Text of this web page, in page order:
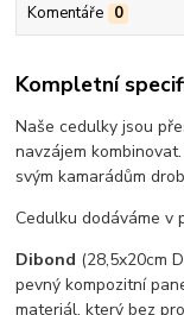
Komentáře 0
Kompletní
Naše cedulky jsou
navzájem
svým kamarádům
Cedulku dodáváme v
Dibond (28,5x20cm
pevný kompozitní
materiál, který bez